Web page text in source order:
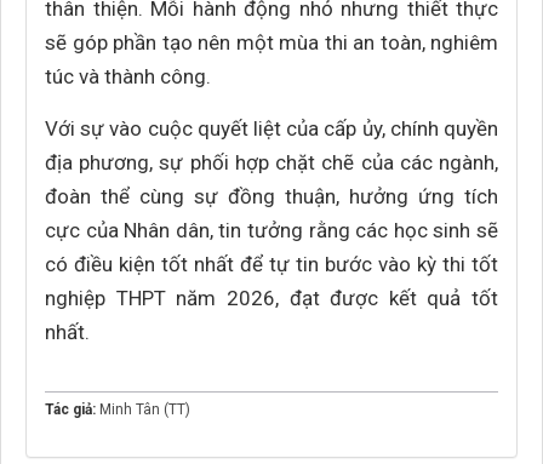
thân thiện. Mỗi hành động nhỏ nhưng thiết thực
sẽ góp phần tạo nên một mùa thi an toàn, nghiêm
túc và thành công.
Với sự vào cuộc quyết liệt của cấp ủy, chính quyền
địa phương, sự phối hợp chặt chẽ của các ngành,
đoàn thể cùng sự đồng thuận, hưởng ứng tích
cực của Nhân dân, tin tưởng rằng các học sinh sẽ
có điều kiện tốt nhất để tự tin bước vào kỳ thi tốt
nghiệp THPT năm 2026, đạt được kết quả tốt
nhất.
Tác giả: Minh Tân (TT)